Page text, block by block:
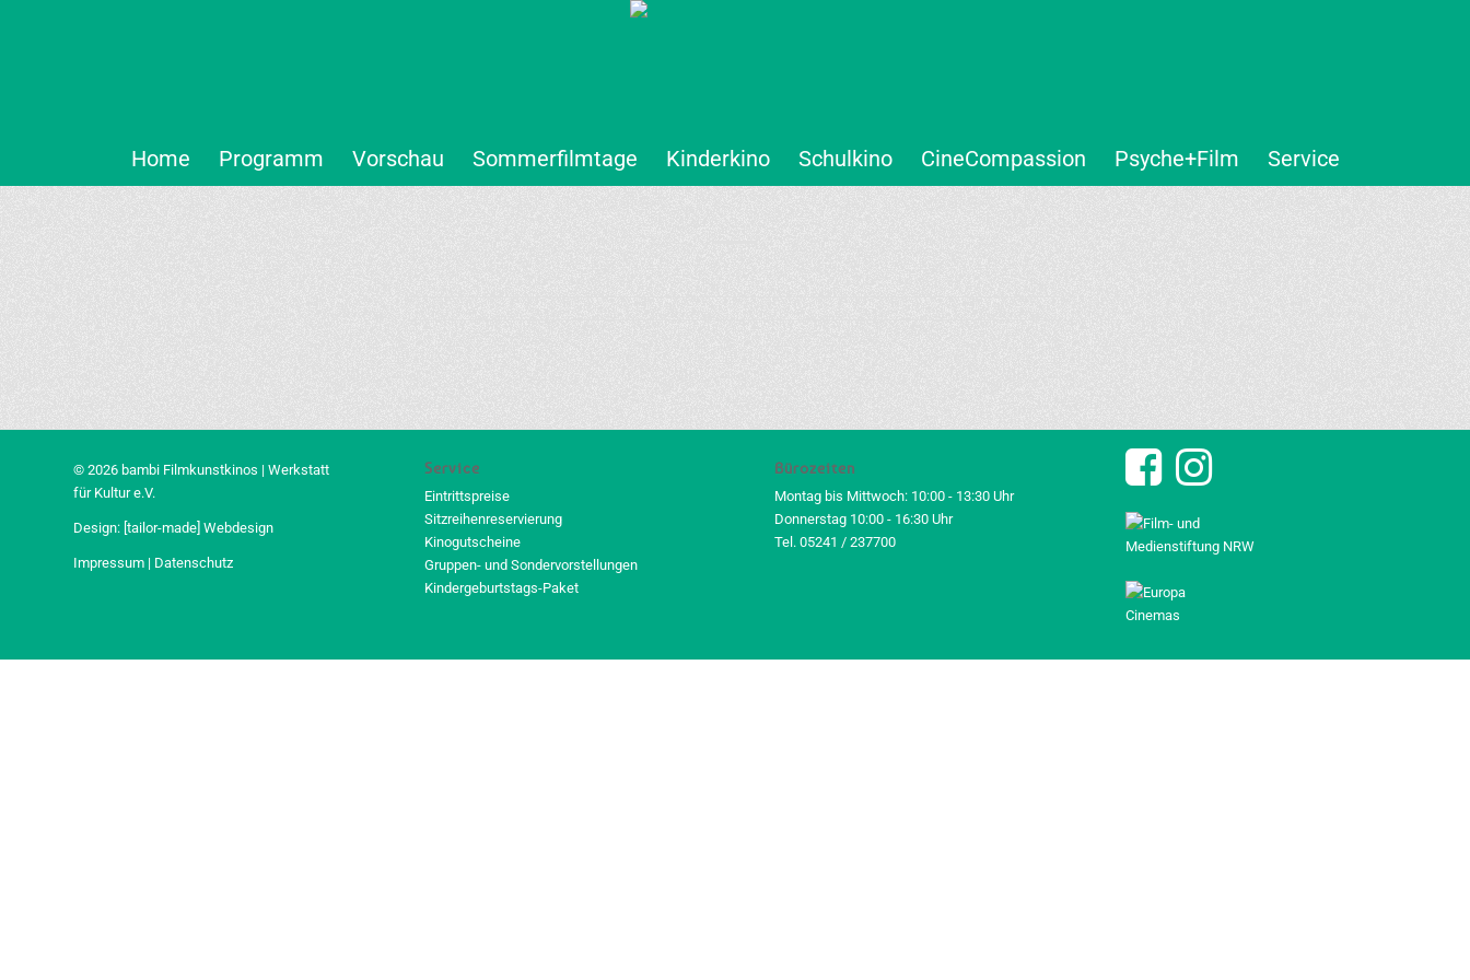
Home Programm Vorschau Sommerfilmtage Kinderkino Schulkino CineCompassion Psyche+Film Service
© 2026 bambi Filmkunstkinos | Werkstatt
für Kultur e.V.
Design: [tailor-made] Webdesign
Impressum | Datenschutz
Service
Eintrittspreise
Sitzreihenreservierung
Kinogutscheine
Gruppen- und Sondervorstellungen
Kindergeburtstags-Paket
Bürozeiten
Montag bis Mittwoch: 10:00 - 13:30 Uhr
Donnerstag 10:00 - 16:30 Uhr
Tel. 05241 / 237700